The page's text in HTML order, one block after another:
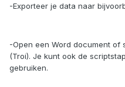
-Exporteer je data naar
-Open een Word document of
(Troi). Je kunt ook de
gebruiken.